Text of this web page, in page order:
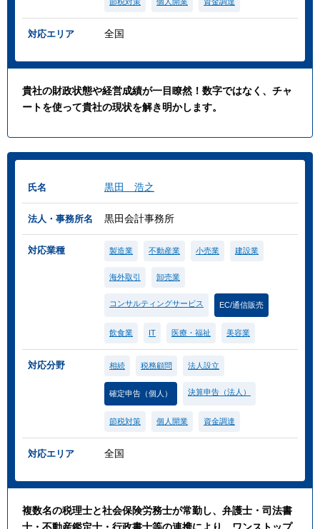
対応エリア 全国
貴社の財政状態や経営成績が一目瞭然！数字ではなく、チャ
ートを使って貴社の現状を解き明かします。
氏名 黒田 浩之
法人・事務所名 黒田会計事務所
対応業種 製造業 不動産業 小売業 建設業
海外取引 卸売業
コンサルティングサービス EC/通信販売
飲食業 IT 医療・福祉 美容業
対応分野 相続 税務顧問 法人設立
確定申告（個人） 決算申告（法人）
節税対策 個人開業 資金調達
対応エリア 全国
複数名の税理士と社会保険労務士が常勤し、弁護士・司法書